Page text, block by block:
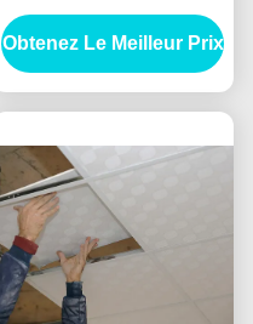
PVC de gypse d'isolation
thermique
Obtenez Le Meilleur Prix